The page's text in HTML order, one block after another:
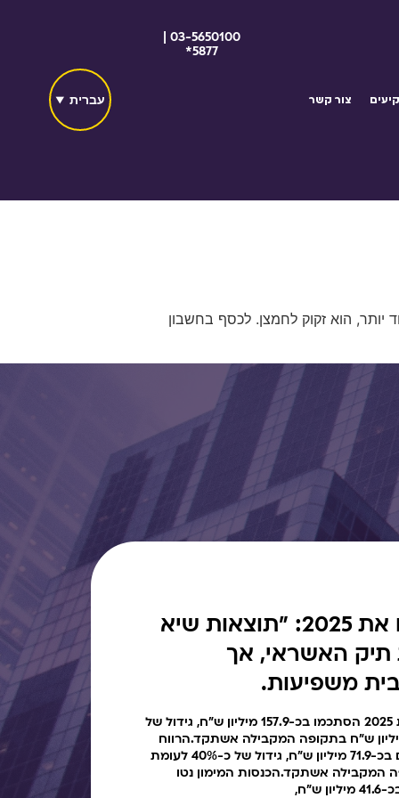
צור קשר
03-5650100 |
5877*
עברית
הוא זקוק לחמצן. לכסף בחשבון
ג׳קי כהן מסכם את 2025: "תוצאות שיא
תיק האשראי, אך
משפיעות.
הכנסות המימון נטו בשנת 2025 הסתכמו בכ-157.9 מיליון ש"ח, גידול של
לעומת כ-128.1 מיליון ש"ח בתקופה המקבילה אשתקד.הרווח
הנקי בשנת 2025 הסתכם בכ-71.9 מיליון ש"ח, גידול של כ-40% לעומת
המקבילה אשתקד.הכנסות המימון נטו
ש"ח,